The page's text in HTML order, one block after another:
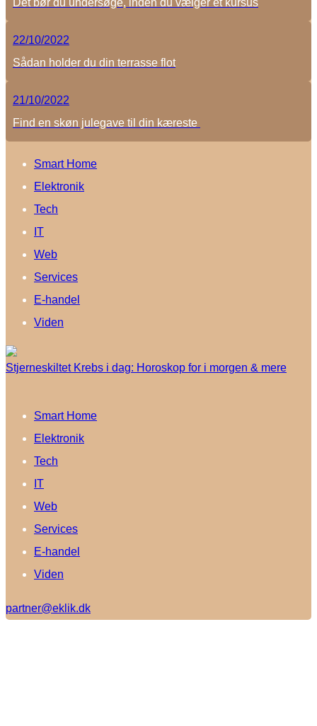
Det bør du undersøge, inden du vælger et kursus
22/10/2022
Sådan holder du din terrasse flot
21/10/2022
Find en skøn julegave til din kæreste
Smart Home
Elektronik
Tech
IT
Web
Services
E-handel
Viden
Stjerneskiltet Krebs i dag: Horoskop for i morgen & mere
Smart Home
Elektronik
Tech
IT
Web
Services
E-handel
Viden
partner@eklik.dk